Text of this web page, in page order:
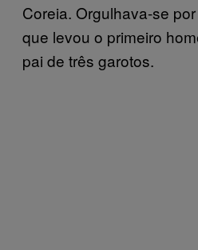
Coreia. Orgulhava-se
que levou o primeiro
pai de três garotos.